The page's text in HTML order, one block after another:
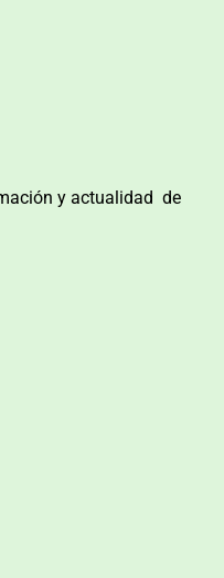
y actualidad de